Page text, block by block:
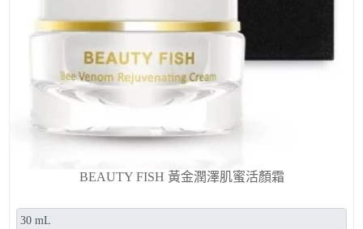
BEAUTY FISH 黃金潤澤肌蜜活顏霜